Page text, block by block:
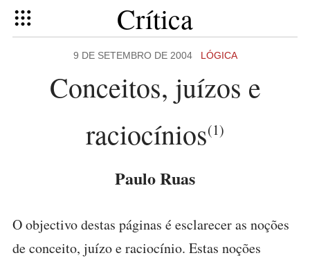
Crítica
9 DE SETEMBRO DE 2004 LÓGICA
Conceitos, juízos e
raciocínios(1)
Paulo Ruas
O objectivo destas páginas é esclarecer as noções
de conceito, juízo e raciocínio. Estas noções